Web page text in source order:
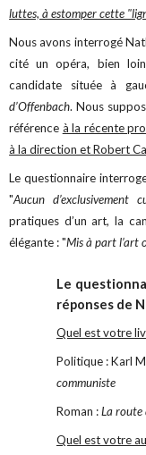
luttes, à estomper cette
Nous avons interrogé
cité un opéra, bien
candidate située à
d’Offenbach. Nous
référence à la récente
à la direction et Robert
Le questionnaire
"Aucun d’exclusivement
pratiques d’un art, la
élégante : "Mis à part l’art
Le
réponses de
Quel est votre
Politique : Karl
communiste
Roman :La route
Quel est votre